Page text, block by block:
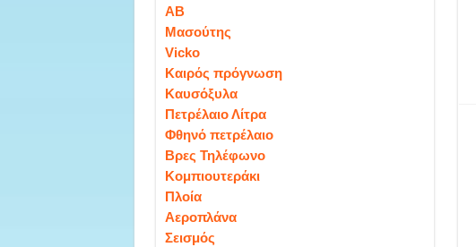
ΑΒ
Μασούτης
Vicko
Καιρός πρόγνωση
Καυσόξυλα
Πετρέλαιο Λίτρα
Φθηνό πετρέλαιο
Βρες Τηλέφωνο
Κομπιουτεράκι
Πλοία
Αεροπλάνα
Σεισμός